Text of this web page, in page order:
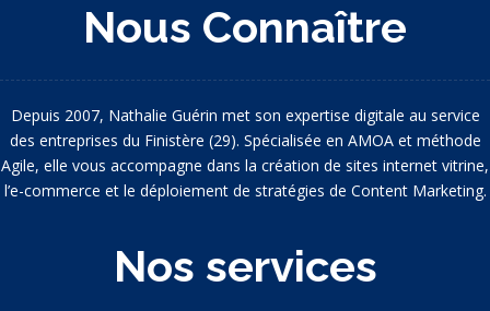
Nous Connaître
Depuis 2007, Nathalie Guérin met son expertise digitale au service
des entreprises du Finistère (29). Spécialisée en AMOA et méthode
Agile, elle vous accompagne dans la création de sites internet vitrine,
l’e-commerce et le déploiement de stratégies de Content Marketing.
Nos services